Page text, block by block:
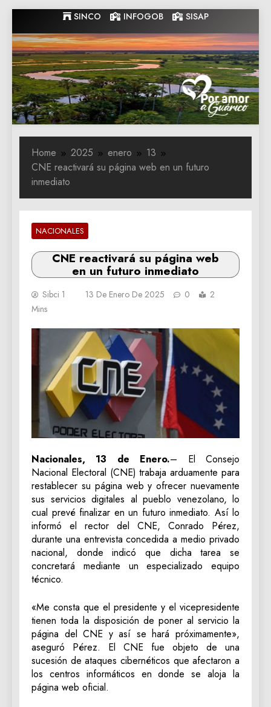
to
content
SINCO INFOGOB SISAP
Gobernacion
de Guarico
Gobernacion de Guarico
Home 2025 enero
13
CNE reactivará su página web en un futuro
inmediato
NACIONALES
CNE reactivará su página web
en un futuro inmediato
Sibci 1 13 De Enero De 2025 0
2
Mins
Nacionales, 13 de Enero.– El Consejo
Nacional Electoral (CNE) trabaja arduamente para
restablecer su página web y ofrecer nuevamente
sus servicios digitales al pueblo venezolano, lo
cual prevé finalizar en un futuro inmediato. Así lo
informó el rector del CNE, Conrado Pérez,
durante una entrevista concedida a medio privado
nacional, donde indicó que dicha tarea se
concretará mediante un especializado equipo
técnico.
«Me consta que el presidente y el vicepresidente
tienen toda la disposición de poner al servicio la
página del CNE y así se hará próximamente»,
aseguró Pérez. El CNE fue objeto de una
sucesión de ataques cibernéticos que afectaron a
los centros informáticos en donde se aloja la
página web oficial.